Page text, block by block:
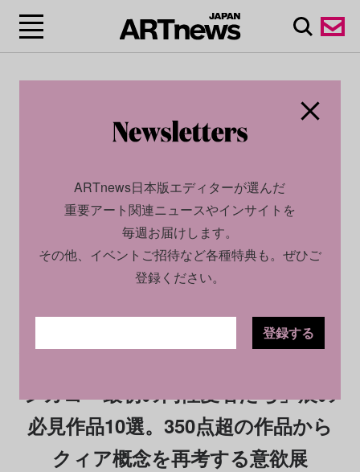
2025.06.17
シカゴ「最初の同性愛者たち」展の
必見作品10選。350点超の作品から
クィア概念を再考する意欲展
ARTnews日本版エディターが選んだ
重要アート関連ニュースやインサイトを
毎週お届けします。
その他、イベントご招待など各種特典も。ぜひご
登録ください。
登録する